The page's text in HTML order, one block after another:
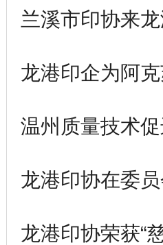
兰溪市印协来
龙港印企为阿
温州质量技术
龙港印协在委
龙港印协荣获“